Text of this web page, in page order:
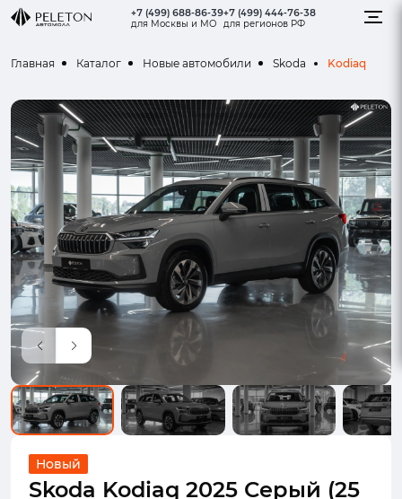
+7 (499) 688-86-39
для Москвы и МО
+7 (499) 444-76-38
для регионов РФ
Главная Каталог Новые автомобили Skoda Kodiaq
Новый
Skoda Kodiaq 2025 Серый (25